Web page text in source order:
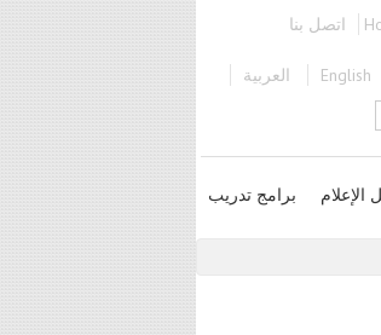
اتصل بنا
English
العربية
الإعلام برامج تدريب